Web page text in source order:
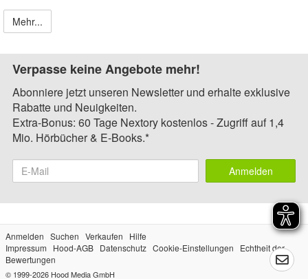
Mehr...
Verpasse keine Angebote mehr!
Abonniere jetzt unseren Newsletter und erhalte exklusive
Rabatte und Neuigkeiten.
Extra-Bonus: 60 Tage Nextory kostenlos - Zugriff auf 1,4
Mio. Hörbücher & E-Books.*
Anmelden
Anmelden Suchen Verkaufen
Hilfe
Impressum
Hood-AGB Datenschutz Cookie-Einstellungen
Echtheit der
Bewertungen
© 1999-2026 Hood Media GmbH